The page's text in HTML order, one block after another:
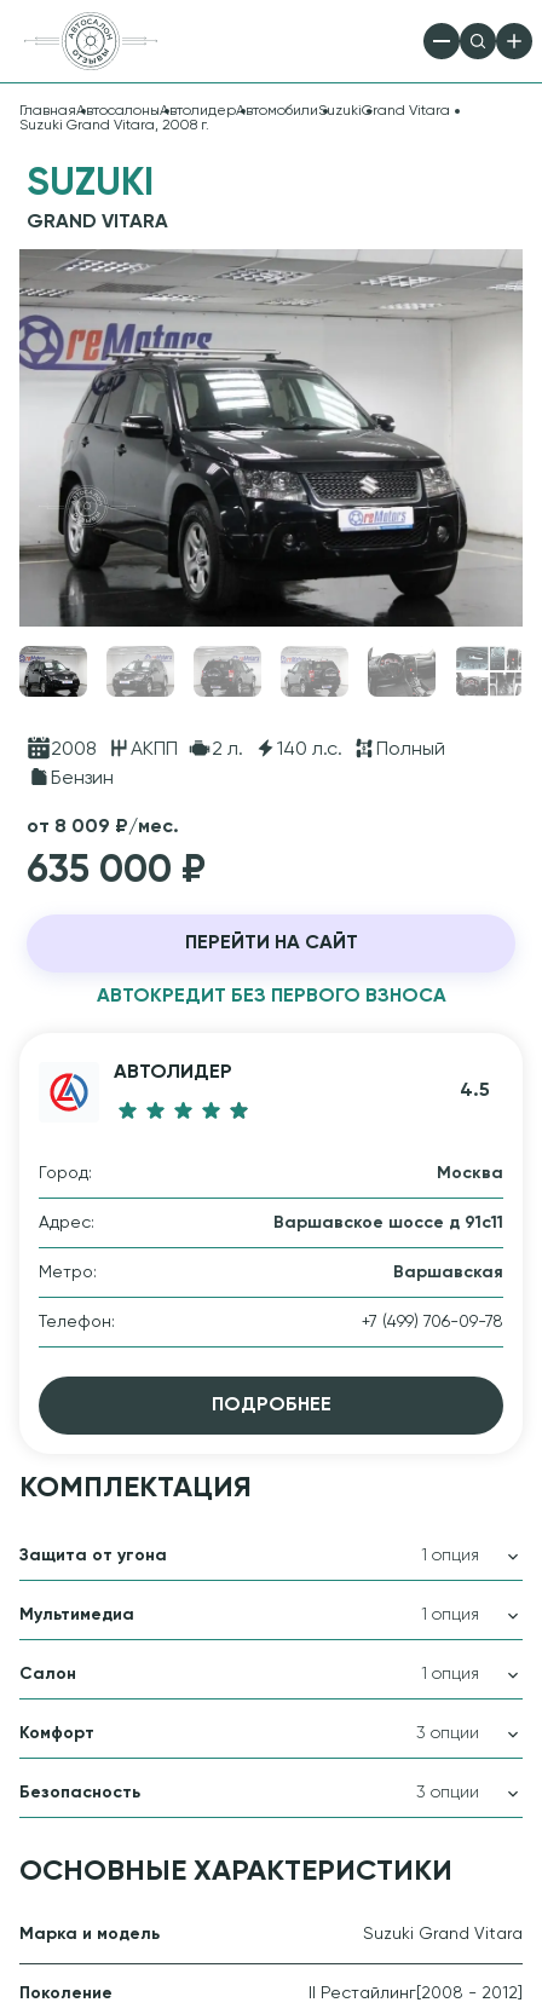
ГлавнаяАвтосалоныАвтолидерАвтомобилиSuzukiGrand Vitara
Suzuki Grand Vitara, 2008 г.
SUZUKI
GRAND VITARA
2008 АКПП 2 л. 140 л.с.
Полный
Бензин
635 000 ₽
от 8 009 ₽/мес.
ПЕРЕЙТИ НА САЙТ
АВТОКРЕДИТ БЕЗ ПЕРВОГО ВЗНОСА
АВТОЛИДЕР
4.5
Город: Москва
Адрес: Варшавское шоссе д 91с11
Метро: Варшавская
Телефон: +7 (499) 706-09-78
ПОДРОБНЕЕ
КОМПЛЕКТАЦИЯ
Защита от угона 1 опция
Мультимедиа 1 опция
Салон 1 опция
Комфорт 3 опции
Безопасность 3 опции
ОСНОВНЫЕ ХАРАКТЕРИСТИКИ
Марка и модель Suzuki Grand Vitara
Поколение II Рестайлинг [2008 - 2012]